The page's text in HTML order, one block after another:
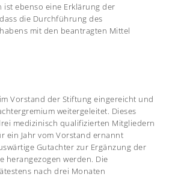
ist ebenso eine Erklärung der
die Durchführung des
mit den beantragten Mittel
Vorstand der Stiftung eingereicht und
weitergeleitet. Dieses
medizinisch qualifizierten Mitgliedern
ein Jahr vom Vorstand ernannt
Gutachter zur Ergänzung der
herangezogen werden. Die
nach drei Monaten